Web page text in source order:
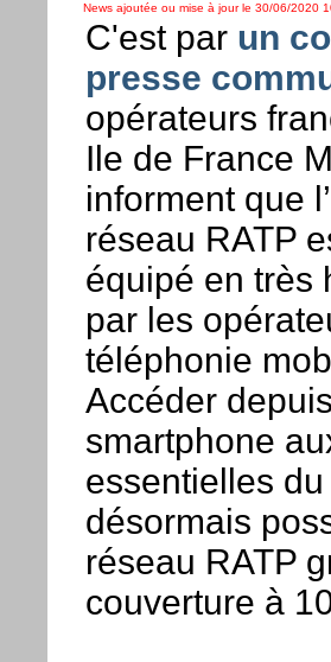
News ajoutée ou mise à jour le 30/06/2020
C'est par un
presse
opérateurs
Ile de France
informent que
réseau RATP
équipé en très
par les
téléphonie
Accéder
smartphone
essentielles
désormais
réseau RATP
couverture à